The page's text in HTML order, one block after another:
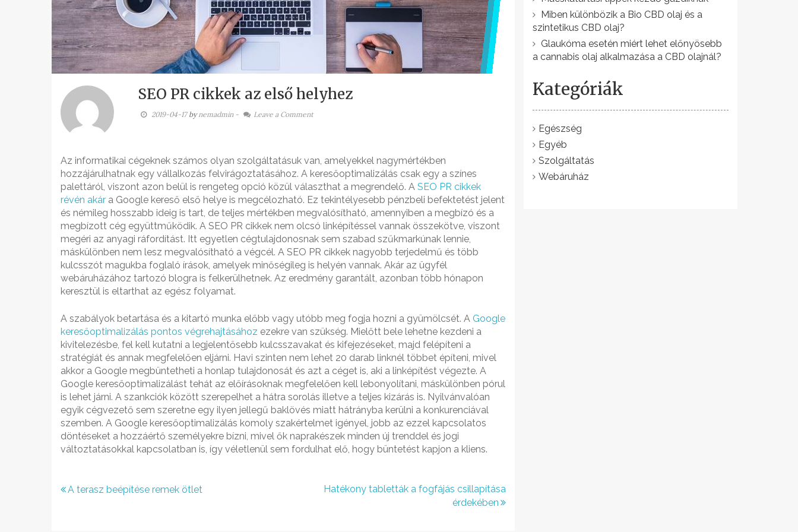
SEO PR cikkek az első helyhez
2019-04-17bynemadmin - Leave a Comment
Az informatikai cégeknek számos olyan szolgáltatásuk van, amelyekkel nagymértékben
hozzájárulhatnak egy vállalkozás felvirágoztatásához. A keresőoptimalizálás csak egy a színes
palettáról, viszont azon belül is rengeteg opció közül választhat a megrendelő. A SEO PR cikkek
révén akár a Google kereső első helye is megcélozható. Ez tekintélyesebb pénzbeli befektetést jelent
és némileg hosszabb ideig is tart, de teljes mértékben megvalósítható, amennyiben a megbízó és a
megbízott cég együttműködik. A SEO PR cikkek nem olcsó linképítéssel vannak összekötve, viszont
megéri az anyagi ráfordítást. Itt egyetlen cégtulajdonosnak sem szabad szűkmarkúnak lennie,
máskülönben nem lesz megvalósítható a végcél. A SEO PR cikkek nagyobb terjedelmű és több
kulcsszót magukba foglaló írások, amelyek minőségileg is helyén vannak. Akár az ügyfél
webáruházához tartozó blogra is felkerülhetnek. Az eredmény garantált, azonban több hónapon
keresztül is eltarthat az egész folyamat.
A szabályok betartása és a kitartó munka előbb vagy utóbb meg fogja hozni a gyümölcsét. A Google
keresőoptimalizálás pontos végrehajtásához ezekre van szükség. Mielőtt bele lehetne kezdeni a
kivitelezésbe, fel kell kutatni a legjelentősebb kulcsszavakat és kifejezéseket, majd felépíteni a
stratégiát és annak megfelelően eljárni. Havi szinten nem lehet 20 darab linknél többet építeni, mivel
akkor a Google megbüntetheti a honlap tulajdonosát és azt a céget is, aki a linképítést végezte. A
Google keresőoptimalizálást tehát az előírásoknak megfelelően kell lebonyolítani, máskülönben pórul
is lehet járni. A szankciók között szerepelhet a hátra sorolás illetve a teljes kizárás is. Nyilvánvalóan
egyik cégvezető sem szeretne egy ilyen jellegű baklövés miatt hátrányba kerülni a konkurenciával
szemben. A Google keresőoptimalizálás komoly szakértelmet igényel, jobb az ezzel kapcsolatos
döntéseket a hozzáértő személyekre bízni, mivel ők naprakészek minden új trenddel és jogi
változtatásokkal kapcsolatban is, így véletlenül sem fordulhat elő, hogy büntetést kapjon a kliens.
Bejegyzés
A terasz beépítése remek ötlet
Hatékony tabletták a fogfájás csillapítása
érdekében
Miben különbözik a Bio CBD olaj és a
szintetikus CBD olaj?
Glaukóma esetén miért lehet előnyösebb
a cannabis olaj alkalmazása a CBD olajnál?
Kategóriák
Egészség
Egyéb
Szolgáltatás
Webáruház